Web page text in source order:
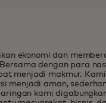
ekonomi dan
dengan para
menjadi makmur.
menjadi aman,
kami